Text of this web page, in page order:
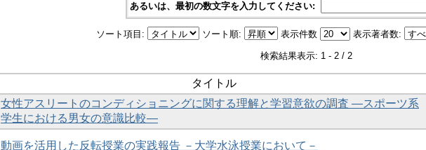
あるいは、最初の数文字を入力してください:
ソート項目: ソート順: 表示件数 表示著者数:
検索結果表示: 1 - 2 / 2
タイトル
女性アスリートのコンディショニングに関する理解と学習意欲の調査 ―スポーツ系
学生における男女の意識比較―
動画を活用した反転授業の実践報告 －大学水泳授業において－